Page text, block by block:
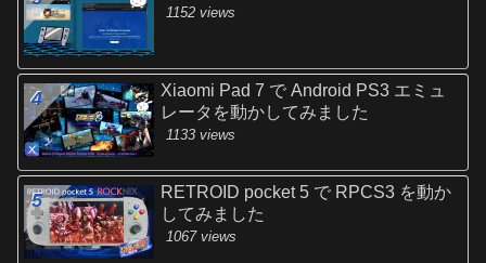
1152 views
Xiaomi Pad 7 で Android PS3 エミュ
レータを動かしてみました
1133 views
RETROID pocket 5 で RPCS3 を動か
してみました
1067 views